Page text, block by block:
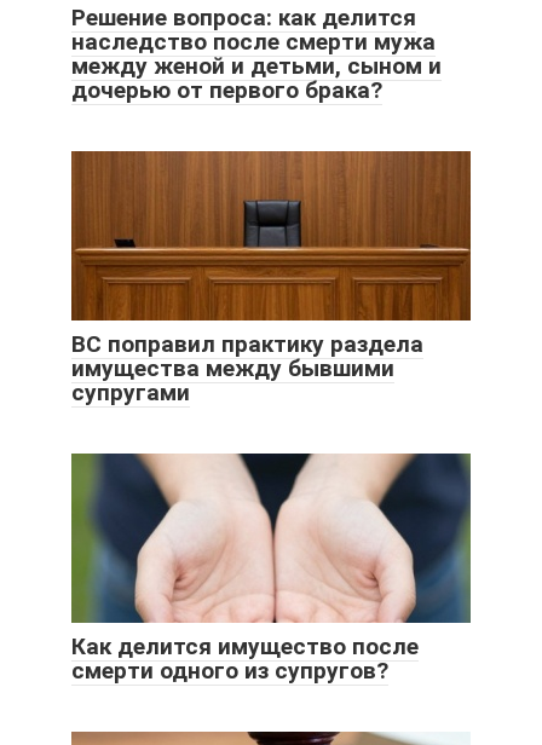
Решение вопроса: как делится
наследство после смерти мужа
между женой и детьми, сыном и
дочерью от первого брака?
ВС поправил практику раздела
имущества между бывшими
супругами
Как делится имущество после
смерти одного из супругов?